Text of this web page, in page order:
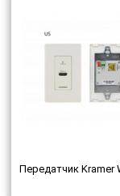
Передатчик Kramer